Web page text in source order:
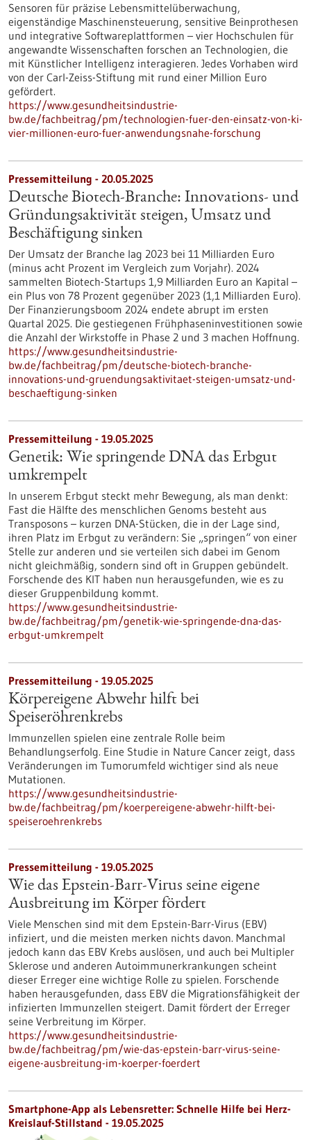
Sensoren für präzise Lebensmittelüberwachung,
eigenständige Maschinensteuerung, sensitive Beinprothesen
und integrative Softwareplattformen – vier Hochschulen für
angewandte Wissenschaften forschen an Technologien, die
mit Künstlicher Intelligenz interagieren. Jedes Vorhaben wird
von der Carl-Zeiss-Stiftung mit rund einer Million Euro
gefördert.
https://www.gesundheitsindustrie-
bw.de/fachbeitrag/pm/technologien-fuer-den-einsatz-von-ki-
vier-millionen-euro-fuer-anwendungsnahe-forschung
Pressemitteilung - 20.05.2025
Deutsche Biotech-Branche: Innovations- und
Gründungsaktivität steigen, Umsatz und
Beschäftigung sinken
Der Umsatz der Branche lag 2023 bei 11 Milliarden Euro
(minus acht Prozent im Vergleich zum Vorjahr). 2024
sammelten Biotech-Startups 1,9 Milliarden Euro an Kapital –
ein Plus von 78 Prozent gegenüber 2023 (1,1 Milliarden Euro).
Der Finanzierungsboom 2024 endete abrupt im ersten
Quartal 2025. Die gestiegenen Frühphaseninvestitionen sowie
die Anzahl der Wirkstoffe in Phase 2 und 3 machen Hoffnung.
https://www.gesundheitsindustrie-
bw.de/fachbeitrag/pm/deutsche-biotech-branche-
innovations-und-gruendungsaktivitaet-steigen-umsatz-und-
beschaeftigung-sinken
Pressemitteilung - 19.05.2025
Genetik: Wie springende DNA das Erbgut
umkrempelt
In unserem Erbgut steckt mehr Bewegung, als man denkt:
Fast die Hälfte des menschlichen Genoms besteht aus
Transposons – kurzen DNA-Stücken, die in der Lage sind,
ihren Platz im Erbgut zu verändern: Sie „springen“ von einer
Stelle zur anderen und sie verteilen sich dabei im Genom
nicht gleichmäßig, sondern sind oft in Gruppen gebündelt.
Forschende des KIT haben nun herausgefunden, wie es zu
dieser Gruppenbildung kommt.
https://www.gesundheitsindustrie-
bw.de/fachbeitrag/pm/genetik-wie-springende-dna-das-
erbgut-umkrempelt
Pressemitteilung - 19.05.2025
Körpereigene Abwehr hilft bei
Speiseröhrenkrebs
Immunzellen spielen eine zentrale Rolle beim
Behandlungserfolg. Eine Studie in Nature Cancer zeigt, dass
Veränderungen im Tumorumfeld wichtiger sind als neue
Mutationen.
https://www.gesundheitsindustrie-
bw.de/fachbeitrag/pm/koerpereigene-abwehr-hilft-bei-
speiseroehrenkrebs
Pressemitteilung - 19.05.2025
Wie das Epstein-Barr-Virus seine eigene
Ausbreitung im Körper fördert
Viele Menschen sind mit dem Epstein-Barr-Virus (EBV)
infiziert, und die meisten merken nichts davon. Manchmal
jedoch kann das EBV Krebs auslösen, und auch bei Multipler
Sklerose und anderen Autoimmunerkrankungen scheint
dieser Erreger eine wichtige Rolle zu spielen. Forschende
haben herausgefunden, dass EBV die Migrationsfähigkeit der
infizierten Immunzellen steigert. Damit fördert der Erreger
seine Verbreitung im Körper.
https://www.gesundheitsindustrie-
bw.de/fachbeitrag/pm/wie-das-epstein-barr-virus-seine-
eigene-ausbreitung-im-koerper-foerdert
Smartphone-App als Lebensretter: Schnelle Hilfe bei Herz-
Kreislauf-Stillstand - 19.05.2025